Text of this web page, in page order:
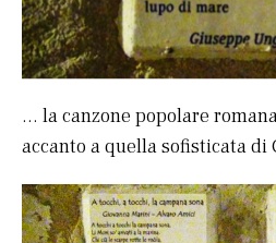
… la canzone popolare
accanto a quella sofisticata di